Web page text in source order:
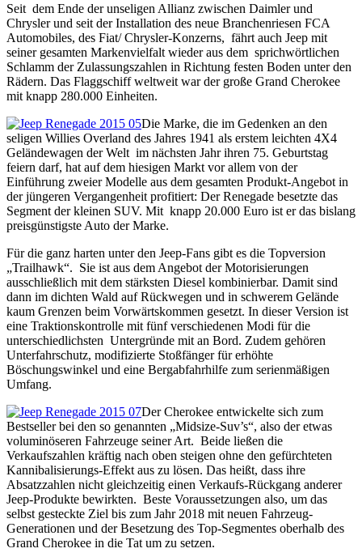
Seit dem Ende der unseligen Allianz zwischen Daimler und
Chrysler und seit der Installation des neue Branchenriesen FCA
Automobiles, des Fiat/ Chrysler-Konzerns, fährt auch Jeep mit
seiner gesamten Markenvielfalt wieder aus dem sprichwörtlichen
Schlamm der Zulassungszahlen in Richtung festen Boden unter den
Rädern. Das Flaggschiff weltweit war der große Grand Cherokee
mit knapp 280.000 Einheiten.
Die Marke, die im Gedenken an den
seligen Willies Overland des Jahres 1941 als erstem leichten 4X4
Geländewagen der Welt im nächsten Jahr ihren 75. Geburtstag
feiern darf, hat auf dem hiesigen Markt vor allem von der
Einführung zweier Modelle aus dem gesamten Produkt-Angebot in
der jüngeren Vergangenheit profitiert: Der Renegade besetzte das
Segment der kleinen SUV. Mit knapp 20.000 Euro ist er das bislang
preisgünstigste Auto der Marke.
Für die ganz harten unter den Jeep-Fans gibt es die Topversion
„Trailhawk“. Sie ist aus dem Angebot der Motorisierungen
ausschließlich mit dem stärksten Diesel kombinierbar. Damit sind
dann im dichten Wald auf Rückwegen und in schwerem Gelände
kaum Grenzen beim Vorwärtskommen gesetzt. In dieser Version ist
eine Traktionskontrolle mit fünf verschiedenen Modi für die
unterschiedlichsten Untergründe mit an Bord. Zudem gehören
Unterfahrschutz, modifizierte Stoßfänger für erhöhte
Böschungswinkel und eine Bergabfahrhilfe zum serienmäßigen
Umfang.
Der Cherokee entwickelte sich zum
Bestseller bei den so genannten „Midsize-Suv’s“, also der etwas
voluminöseren Fahrzeuge seiner Art. Beide ließen die
Verkaufszahlen kräftig nach oben steigen ohne den gefürchteten
Kannibalisierungs-Effekt aus zu lösen. Das heißt, dass ihre
Absatzzahlen nicht gleichzeitig einen Verkaufs-Rückgang anderer
Jeep-Produkte bewirkten. Beste Voraussetzungen also, um das
selbst gesteckte Ziel bis zum Jahr 2018 mit neuen Fahrzeug-
Generationen und der Besetzung des Top-Segmentes oberhalb des
Grand Cherokee in die Tat um zu setzen.